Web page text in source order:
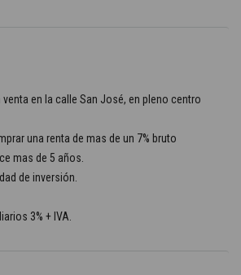
venta en la calle San José, en pleno centro
una renta de mas de un 7% bruto
mas de 5 años.
de inversión.
3% + IVA.